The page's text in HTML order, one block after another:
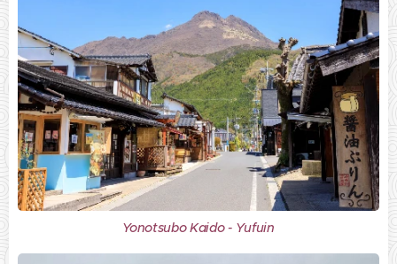
Yonotsubo Kaido - Yufuin